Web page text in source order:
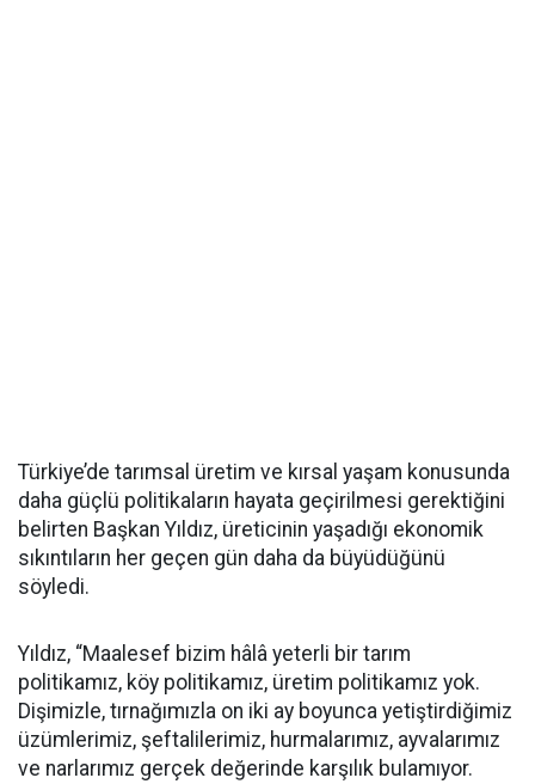
Türkiye’de tarımsal üretim ve kırsal yaşam konusunda
daha güçlü politikaların hayata geçirilmesi gerektiğini
belirten Başkan Yıldız, üreticinin yaşadığı ekonomik
sıkıntıların her geçen gün daha da büyüdüğünü
söyledi.
Yıldız, “Maalesef bizim hâlâ yeterli bir tarım
politikamız, köy politikamız, üretim politikamız yok.
Dişimizle, tırnağımızla on iki ay boyunca yetiştirdiğimiz
üzümlerimiz, şeftalilerimiz, hurmalarımız, ayvalarımız
ve narlarımız gerçek değerinde karşılık bulamıyor.